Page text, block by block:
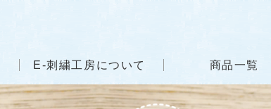
E-刺繍工房について 商品一覧